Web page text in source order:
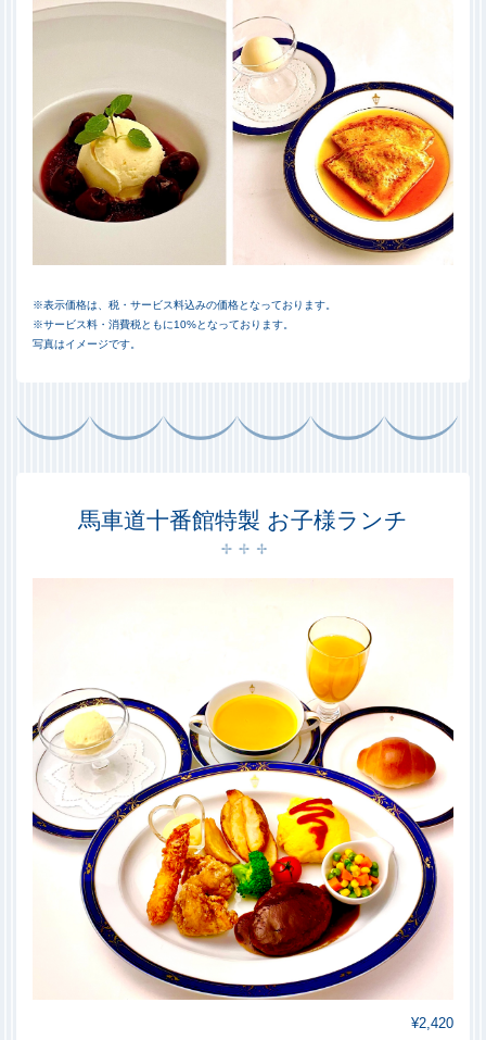
※表示価格は、税・サービス料込みの価格となっております。
※サービス料・消費税ともに10%となっております。
写真はイメージです。
馬車道十番館特製 お子様ランチ
¥2,420